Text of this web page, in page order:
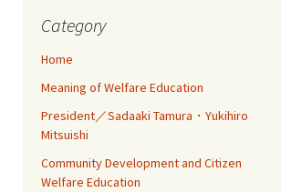
Category
Home
Meaning of Welfare Education
President／Sadaaki Tamura・Yukihiro
Mitsuishi
Community Development and Citizen
Welfare Education